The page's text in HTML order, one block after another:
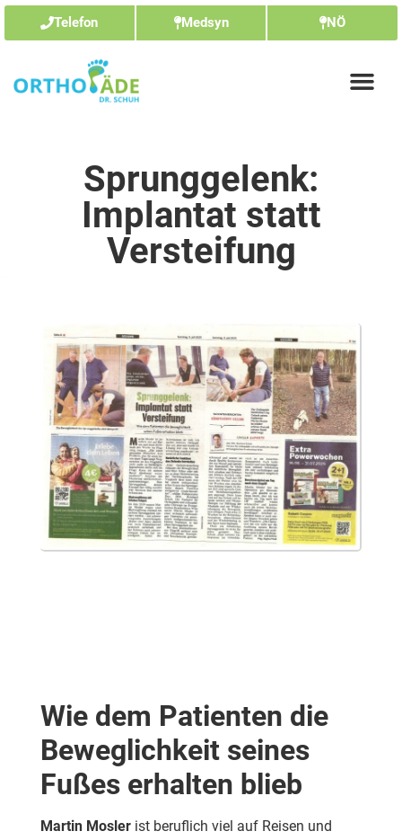
Telefon Medsyn NÖ
Sprunggelenk:
Implantat statt
Versteifung
Wie dem Patienten die
Beweglichkeit seines
Fußes erhalten blieb
Martin Moslerist beruflich viel auf Reisen und